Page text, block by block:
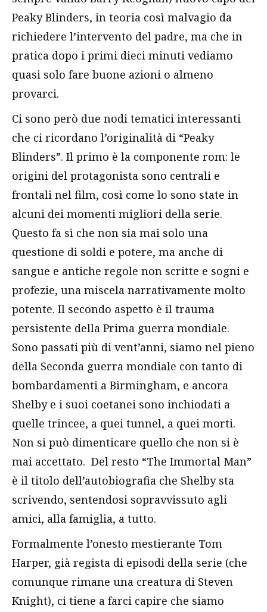
Peaky Blinders, in teoria così malvagio da
richiedere l’intervento del padre, ma che in
pratica dopo i primi dieci minuti vediamo
quasi solo fare buone azioni o almeno
provarci.
Ci sono però due nodi tematici interessanti
che ci ricordano l’originalità di “Peaky
Blinders”. Il primo è la componente rom: le
origini del protagonista sono centrali e
frontali nel film, così come lo sono state in
alcuni dei momenti migliori della serie.
Questo fa sì che non sia mai solo una
questione di soldi e potere, ma anche di
sangue e antiche regole non scritte e sogni e
profezie, una miscela narrativamente molto
potente. Il secondo aspetto è il trauma
persistente della Prima guerra mondiale.
Sono passati più di vent’anni, siamo nel pieno
della Seconda guerra mondiale con tanto di
bombardamenti a Birmingham, e ancora
Shelby e i suoi coetanei sono inchiodati a
quelle trincee, a quei tunnel, a quei morti.
Non si può dimenticare quello che non si è
mai accettato. Del resto “The Immortal Man”
è il titolo dell’autobiografia che Shelby sta
scrivendo, sentendosi sopravvissuto agli
amici, alla famiglia, a tutto.
Formalmente l’onesto mestierante Tom
Harper, già regista di episodi della serie (che
comunque rimane una creatura di Steven
Knight), ci tiene a farci capire che siamo